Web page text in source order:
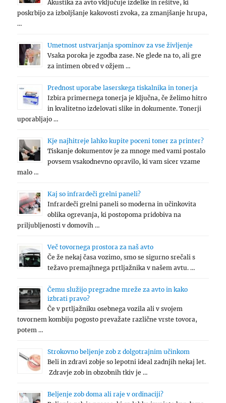
Akustika za avto vključuje izdelke in rešitve, ki
poskrbijo za izboljšanje kakovosti zvoka, za zmanjšanje hrupa,
…
Umetnost ustvarjanja spominov za vse življenje
Vsaka poroka je zgodba zase. Ne glede na to, ali gre
za intimen obred v ožjem …
Prednost uporabe laserskega tiskalnika in tonerja
Izbira primernega tonerja je ključna, če želimo hitro
in kvalitetno izdelovati slike in dokumente. Tonerji
uporabljajo …
Kje najhitreje lahko kupite poceni toner za printer?
Tiskanje dokumentov je za mnoge med vami postalo
povsem vsakodnevno opravilo, ki vam sicer vzame
malo …
Kaj so infrardeči grelni paneli?
Infrardeči grelni paneli so moderna in učinkovita
oblika ogrevanja, ki postopoma pridobiva na
priljubljenosti v domovih …
Več tovornega prostora za naš avto
Če že nekaj časa vozimo, smo se sigurno srečali s
težavo premajhnega prtljažnika v našem avtu. …
Čemu služijo pregradne mreže za avto in kako
izbrati pravo?
Če v prtljažniku osebnega vozila ali v svojem
tovornem kombiju pogosto prevažate različne vrste tovora,
potem …
Strokovno beljenje zob z dolgotrajnim učinkom
Beli in zdravi zobje so lepotni ideal zadnjih nekaj let.
Zdravje zob in obzobnih tkiv je …
Beljenje zob doma ali raje v ordinaciji?